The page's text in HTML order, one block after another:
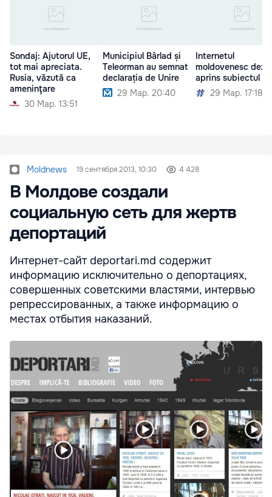
Sondaj: Ajutorul UE,
tot mai apreciata.
Rusia, văzută ca
ameninţare
30 Мар. 13:51
Municipiul Bârlad și
Teleorman au semnat
declarația de Unire
29 Мар. 20:40
Internetul
moldovenesc
aprins subiectul
29 Мар. 17:18
Moldnews 19 сентября 2013, 10:30 4 428
В Молдове создали
социальную сеть для жертв
депортаций
Интернет-сайт deportari.md содержит
информацию исключительно о депортациях,
совершенных советскими властями, интервью
репрессированных, а также информацию о
местах отбытия наказаний.